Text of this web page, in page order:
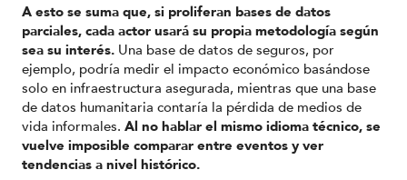
A esto se suma que, si proliferan bases de datos
parciales, cada actor usará su propia metodología según
sea su interés. Una base de datos de seguros, por
ejemplo, podría medir el impacto económico basándose
solo en infraestructura asegurada, mientras que una base
de datos humanitaria contaría la pérdida de medios de
vida informales. Al no hablar el mismo idioma técnico, se
vuelve imposible comparar entre eventos y ver
tendencias a nivel histórico.